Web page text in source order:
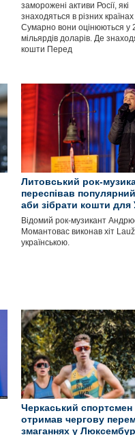
заморожені активи Росії, які
знаходяться в різних країнах
Сумарно вони оцінюються у
мільярдів доларів. Де
кошти Перед
Литовський рок-
переспівав популярний
аби зібрати кошти для
Відомий рок-музикант
Момантовас виконав хіт
українською.
Черкаський спортсмен
отримав чергову
змаганнях у